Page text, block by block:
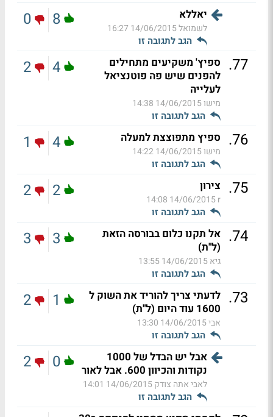
יאללא
לשמואל14/06/2015 16:27
הגב לתגובה זו
8
0
77
. ספיץ' משקיעים מתחילים
להפנים שיש פה פוטנציאל
לעלייה
מישו14/06/2015 14:38
הגב לתגובה זו
4
2
76
. ספיץ מתפוצצת למעלה
מישו14/06/2015 14:22
הגב לתגובה זו
4
1
75
. צירון
r
14/06/2015 14:08
הגב לתגובה זו
2
2
74
. אל תקנו כלום בבורסה הזאת
(ל"ת)
גיא14/06/2015 13:55
הגב לתגובה זו
3
3
73
. לדעתי צריך להוריד את השוק ל
1600 עוד היום (ל"ת)
אבי14/06/2015 13:30
הגב לתגובה זו
1
2
אבל יש הבדל של 1000
נקודות והכיוון 600. אבל לאור
לאבי אתה צודק14/06/2015 14:01
הגב לתגובה זו
0
2